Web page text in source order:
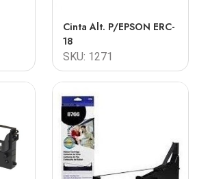
Cinta Alt. P/EPSON ERC-
18
SKU: 1271